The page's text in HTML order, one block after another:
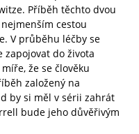
Příběh těchto dvou
cestou
V průběhu léčby se
zapojovat do života
že se člověku
založený na
by si měl v sérii zahrát
bude jeho důvěřivým